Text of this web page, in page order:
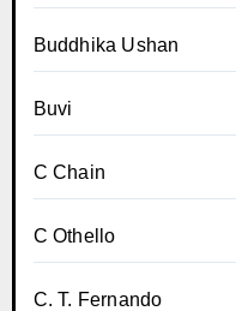
Buddhika Ushan
Buvi
C Chain
C Othello
C. T. Fernando